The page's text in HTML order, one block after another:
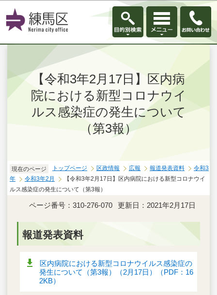
このページの本文へ移動
【令和3年2月17日】区内病
院における新型コロナウイ
ルス感染症の発生について
（第3報）
現在のページ トップページ 区政情報 広報 報道発表資料
令和3
年
令和3年2月
【令和3年2月17日】区内病院における新型コロナウイ
ルス感染症の発生について（第3報）
ページ番号：310-276-070 更新日：2021年2月17日
報道発表資料
区内病院における新型コロナウイルス感染症の
発生について（第3報）（2月17日）（PDF：16
2KB）